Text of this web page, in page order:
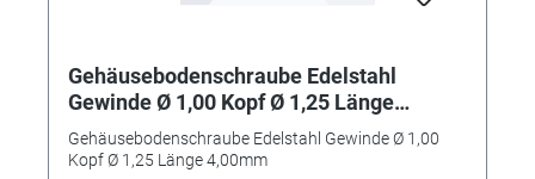
Gehäusebodenschraube Edelstahl
Gewinde Ø 1,00 Kopf Ø 1,25 Länge
4,00mm
Gehäusebodenschraube Edelstahl Gewinde Ø 1,00
Kopf Ø 1,25 Länge 4,00mm